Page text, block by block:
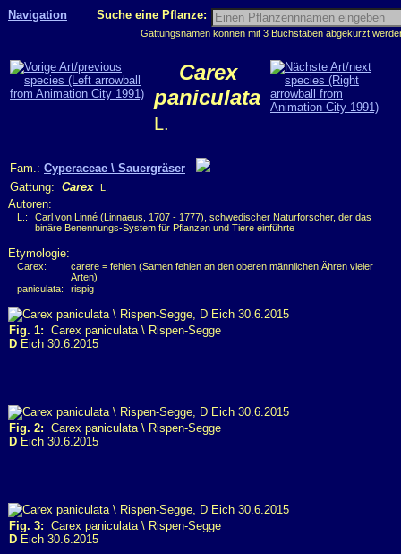
Navigation Suche eine Pflanze:
Gattungsnamen können mit 3 Buchstaben abgekürzt
Carex
paniculata
L.
Fam.: Cyperaceae \ Sauergräser
Gattung: Carex L.
Autoren:
L.:
Carl von Linné (Linnaeus, 1707 - 1777), schwedischer Naturforscher, der das
binäre Benennungs-System für Pflanzen und Tiere einführte
Etymologie:
Carex:
carere = fehlen (Samen fehlen an den oberen männlichen Ähren vieler
Arten)
paniculata:
rispig
Fig. 1: Carex paniculata \ Rispen-Segge
D Eich 30.6.2015
Fig. 2: Carex paniculata \ Rispen-Segge
D Eich 30.6.2015
Fig. 3: Carex paniculata \ Rispen-Segge
D Eich 30.6.2015